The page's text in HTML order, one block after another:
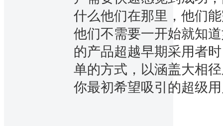
什么他们在那里，他们
他们不需要一开始就知
的产品超越早期采用者
单的方式，以涵盖大相
你最初希望吸引的超级